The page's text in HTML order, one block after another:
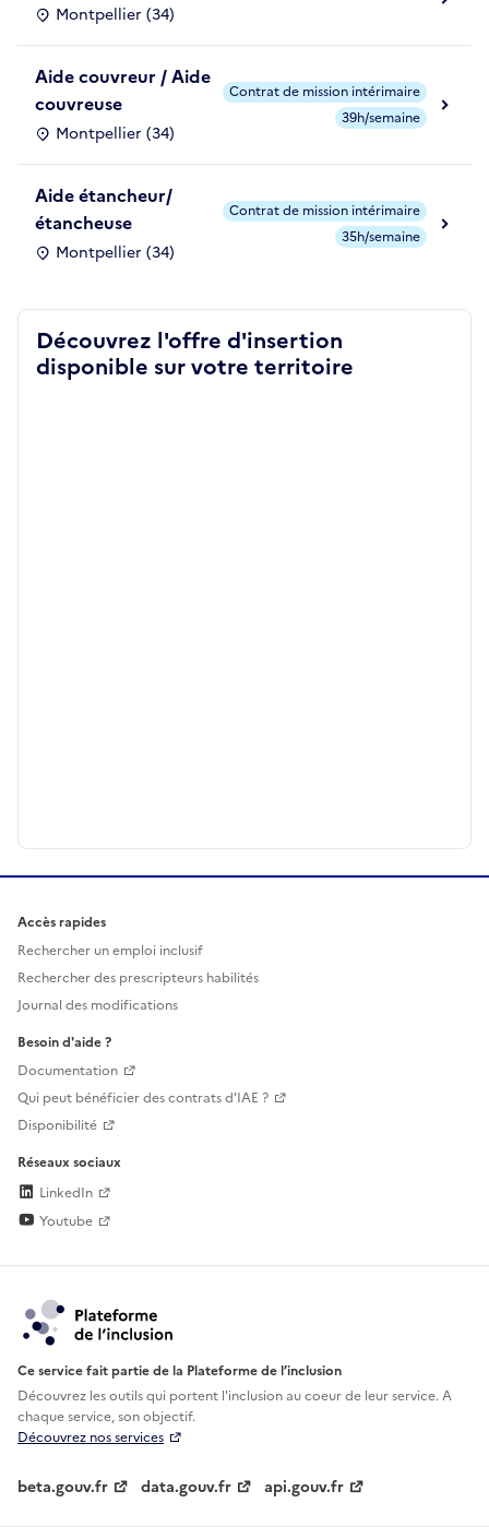
Montpellier (34)
Aide couvreur / Aide
couvreuse
Montpellier (34)
Contrat de mission intérimaire
39h/semaine
Aide étancheur/
étancheuse
Montpellier (34)
Contrat de mission intérimaire
35h/semaine
Découvrez l'offre d'insertion
disponible sur votre territoire
Accès rapides
Rechercher un emploi inclusif
Rechercher des prescripteurs habilités
Journal des modifications
Besoin d'aide ?
Documentation
Qui peut bénéficier des contrats d'IAE ?
Disponibilité
Réseaux sociaux
LinkedIn
Youtube
Ce service fait partie de la Plateforme de l’inclusion
Découvrez les outils qui portent l'inclusion aucoeur de leur service. A
chaque service, son objectif.
Découvrez nos services
beta.gouv.fr data.gouv.fr api.gouv.fr